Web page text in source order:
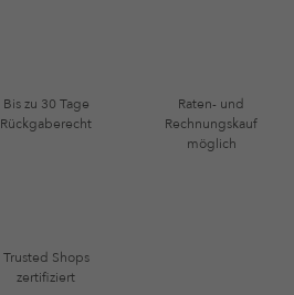
Bis zu 30 Tage
Rückgaberecht
Raten- und
Rechnungskauf
möglich
Trusted Shops
zertifiziert